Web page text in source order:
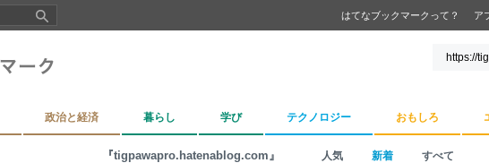
はてなブックマークって？ ア
政治と経済 暮らし 学び テクノロジー おもしろ
『tigpawapro.hatenablog.com』 人気 新着 すべて